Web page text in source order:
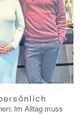
Im Alltag muss